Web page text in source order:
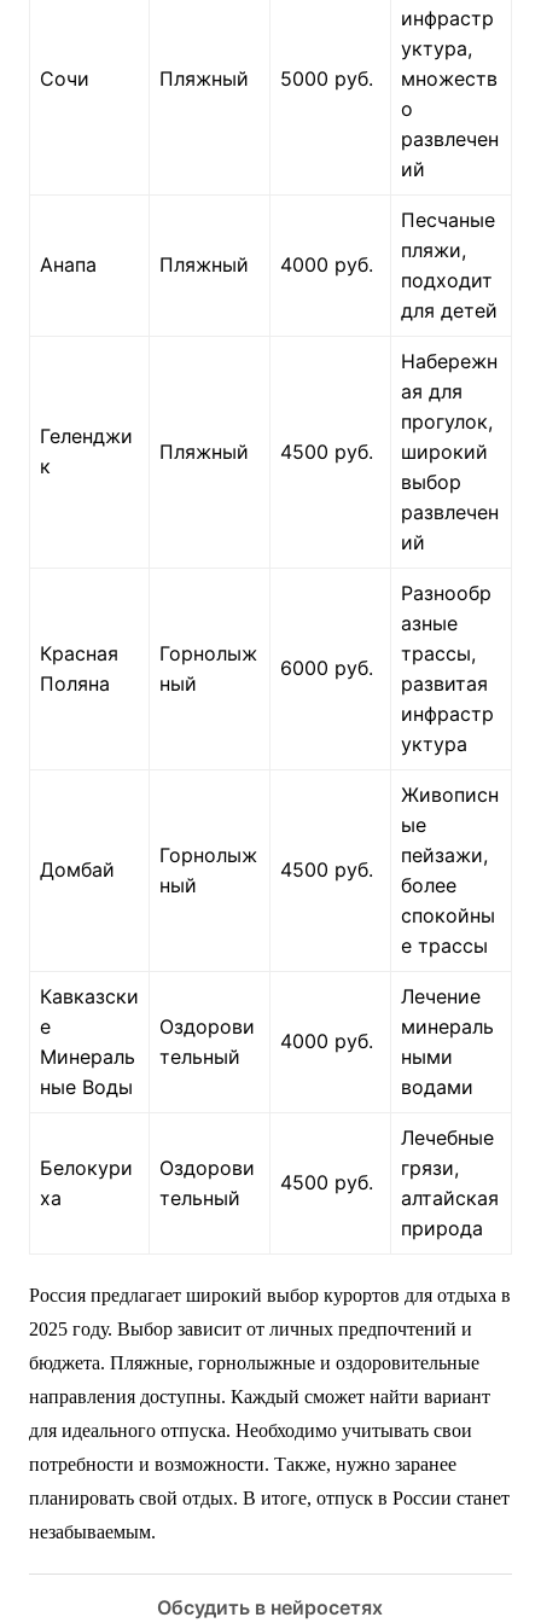
Сочи Пляжный 5000 руб.
инфрастр
уктура,
множеств
о
развлечен
ий
Анапа Пляжный 4000 руб.
Песчаные
пляжи,
подходит
для детей
Геленджи
к
Пляжный 4500 руб.
Набережн
ая для
прогулок,
широкий
выбор
развлечен
ий
Красная
Поляна
Горнолыж
ный
6000 руб.
Разнообр
азные
трассы,
развитая
инфрастр
уктура
Домбай
Горнолыж
ный
4500 руб.
Живописн
ые
пейзажи,
более
спокойны
е трассы
Кавказски
е
Минераль
ные Воды
Оздорови
тельный
4000 руб.
Лечение
минераль
ными
водами
Белокури
ха
Оздорови
тельный
4500 руб.
Лечебные
грязи,
алтайская
природа
Россия предлагает широкий выбор курортов для отдыха в
2025 году. Выбор зависит от личных предпочтений и
бюджета. Пляжные, горнолыжные и оздоровительные
направления доступны. Каждый сможет найти вариант
для идеального отпуска. Необходимо учитывать свои
потребности и возможности. Также, нужно заранее
планировать свой отдых. В итоге, отпуск в России станет
незабываемым.
Обсудить в нейросетях